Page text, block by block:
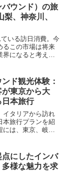
てる上で非常に重
初訪...
ウンド）の旅
、神奈川、
いる訪日消費。今
るこの市場は将来
界になると考えま
一人当たりの消費
ド観光体験：
東京から大
日本旅行
イタリアから訪れ
本旅行プランを紹
には、東京、岐
ています。この記
のトレ...
にしたインバ
様な魅力を求